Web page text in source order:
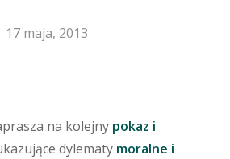
17 maja, 2013
na kolejny pokaz i
dylematy moralne i